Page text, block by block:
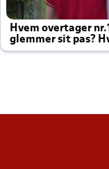
Hvem overtager
glemmer sit pas?
altid til efter